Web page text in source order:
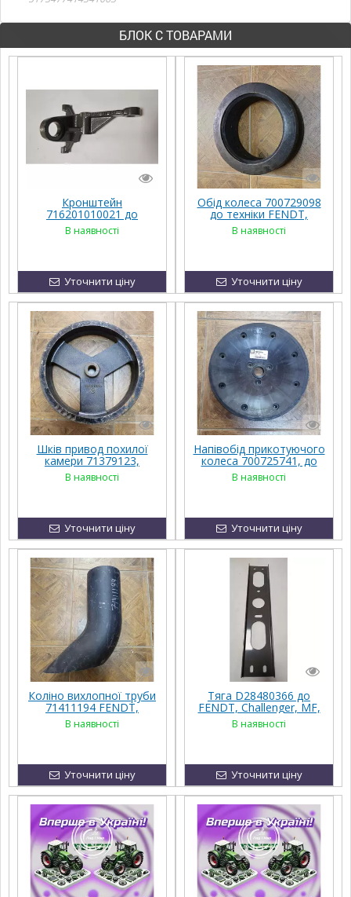
БЛОК С ТОВАРАМИ
Кронштейн
716201010021 до
техніки FENDT,
Challenger, MF, Agco
В наявності
Уточнити ціну
Обід колеса 700729098
до техніки FENDT,
Challenger, MF, Agco
Parts
В наявності
Уточнити ціну
Шкiв привод похилої
камери 71379123,
FENDT, Challenger, MF,
Agco Parts
В наявності
Уточнити ціну
Напівобід прикотуючого
колеса 700725741, до
техніки FENDT,
Challenger, MF, Agco
В наявності
Уточнити ціну
Коліно вихлопної труби
71411194 FENDT,
Challenger, MF, Agco Part
В наявності
Уточнити ціну
Тяга D28480366 до
FENDT, Challenger, MF,
Agco Parts
В наявності
Уточнити ціну